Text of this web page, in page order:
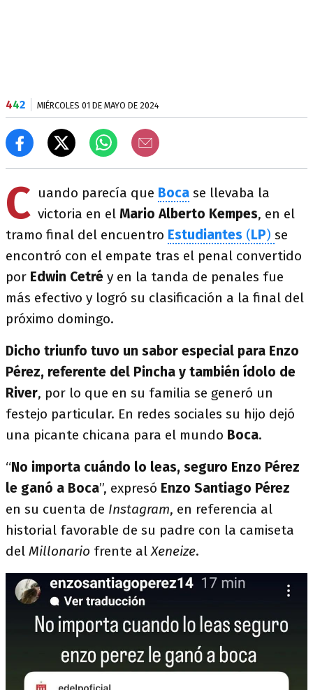
442 MIÉRCOLES 01 DE MAYO DE 2024
C uando parecía que Boca se llevaba la
victoria en el Mario Alberto Kempes, en el
tramo final del encuentro Estudiantes (LP) se
encontró con el empate tras el penal convertido
por Edwin Cetré y en la tanda de penales fue
más efectivo y logró su clasificación a la final del
próximo domingo.
Dicho triunfo tuvo un sabor especial para Enzo
Pérez, referente del Pincha y también ídolo de
River, por lo que en su familia se generó un
festejo particular. En redes sociales su hijo dejó
una picante chicana para el mundo Boca.
“No importa cuándo lo leas, seguro Enzo Pérez
le ganó a Boca”, expresó Enzo Santiago Pérez
en su cuenta de Instagram, en referencia al
historial favorable de su padre con la camiseta
del Millonario frente alXeneize.